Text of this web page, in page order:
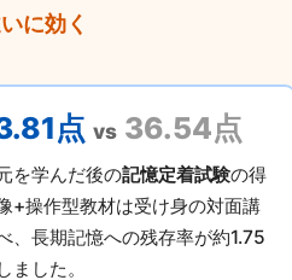
に効く
点 vs 36.54点
を学んだ後の記憶定着試験の得
+操作型教材は受け身の対面講
、長期記憶への残存率が約1.75
ました。